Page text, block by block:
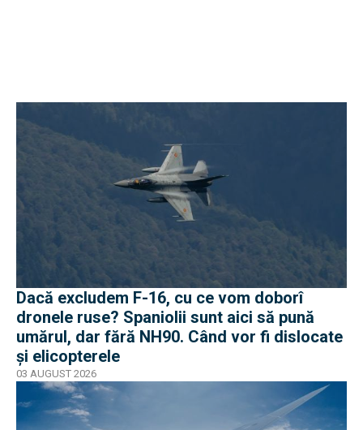
Dacă excludem F-16, cu ce vom doborî
dronele ruse? Spaniolii sunt aici să pună
umărul, dar fără NH90. Când vor fi dislocate
și elicopterele
03 AUGUST 2026